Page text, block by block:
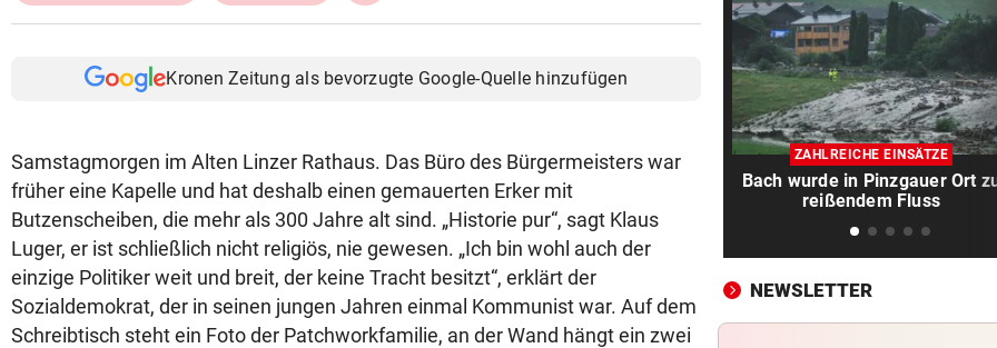
Kronen Zeitung als bevorzugte Google-Quelle hinzufügen
Samstagmorgen im Alten Linzer Rathaus. Das Büro des Bürgermeisters war
früher eine Kapelle und hat deshalb einen gemauerten Erker mit
Butzenscheiben, die mehr als 300 Jahre alt sind. „Historie pur“, sagt Klaus
Luger, er ist schließlich nicht religiös, nie gewesen. „Ich bin wohl auch der
einzige Politiker weit und breit, der keine Tracht besitzt“, erklärt der
Sozialdemokrat, der in seinen jungen Jahren einmal Kommunist war. Auf dem
Schreibtisch steht ein Foto der Patchworkfamilie, an der Wand hängt ein zwei
WK-LEITER RAUSGEWORFEN vor 30
Aussagen von Thaler sorgen
Gericht für Staunen
BEQUEM NACH VENEDIG? vor 30
ÖBB-Odyssee: „Haben uns
dumm sterben lassen“
Der Tag danach: „Es sieht
wie am Schlachtfeld“
OBJEKTIVE BEWERTUNGEN? vor 31
ZAHLREICHE EINSÄTZE
Bach wurde in Pinzgauer Ort
reißendem Fluss
NEWSLETTER